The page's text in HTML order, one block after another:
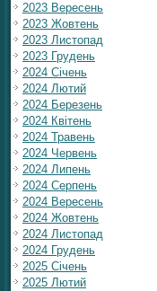
2023 Вересень
2023 Жовтень
2023 Листопад
2023 Грудень
2024 Січень
2024 Лютий
2024 Березень
2024 Квітень
2024 Травень
2024 Червень
2024 Липень
2024 Серпень
2024 Вересень
2024 Жовтень
2024 Листопад
2024 Грудень
2025 Січень
2025 Лютий